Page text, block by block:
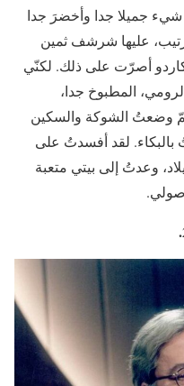
شيء جميلا جدا وأخضرَ جدا
عليها شرشف ثمين
أصرّت على ذلك. لكنّي
المطبوخ جدا،
وضعتُ الشوكة والسكين
لقد أفسدتُ على
وعدتُ إلى بيتي متعبة